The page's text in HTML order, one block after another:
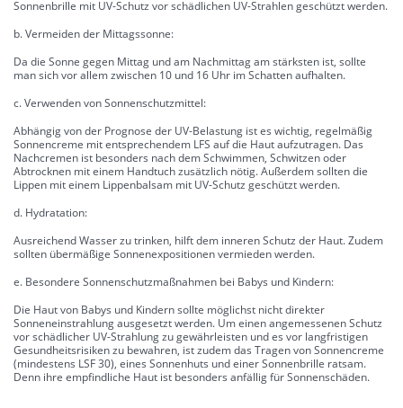
Sonnenbrille mit UV-Schutz vor schädlichen UV-Strahlen geschützt werden.
b. Vermeiden der Mittagssonne:
Da die Sonne gegen Mittag und am Nachmittag am stärksten ist, sollte
man sich vor allem zwischen 10 und 16 Uhr im Schatten aufhalten.
c. Verwenden von Sonnenschutzmittel:
Abhängig von der Prognose der UV-Belastung ist es wichtig, regelmäßig
Sonnencreme mit entsprechendem LFS auf die Haut aufzutragen. Das
Nachcremen ist besonders nach dem Schwimmen, Schwitzen oder
Abtrocknen mit einem Handtuch zusätzlich nötig. Außerdem sollten die
Lippen mit einem Lippenbalsam mit UV-Schutz geschützt werden.
d. Hydratation:
Ausreichend Wasser zu trinken, hilft dem inneren Schutz der Haut. Zudem
sollten übermäßige Sonnenexpositionen vermieden werden.
e. Besondere Sonnenschutzmaßnahmen bei Babys und Kindern:
Die Haut von Babys und Kindern sollte möglichst nicht direkter
Sonneneinstrahlung ausgesetzt werden. Um einen angemessenen Schutz
vor schädlicher UV-Strahlung zu gewährleisten und es vor langfristigen
Gesundheitsrisiken zu bewahren, ist zudem das Tragen von Sonnencreme
(mindestens LSF 30), eines Sonnenhuts und einer Sonnenbrille ratsam.
Denn ihre empfindliche Haut ist besonders anfällig für Sonnenschäden.